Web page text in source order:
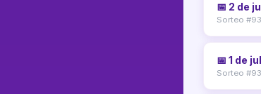
📅 2 de
Sorteo
📅 1 de
Sorteo